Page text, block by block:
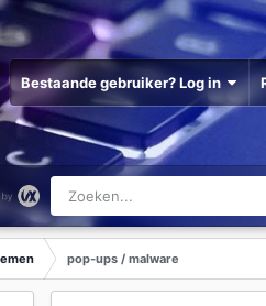
Bestaande gebruiker? Log in
pop-ups / malware